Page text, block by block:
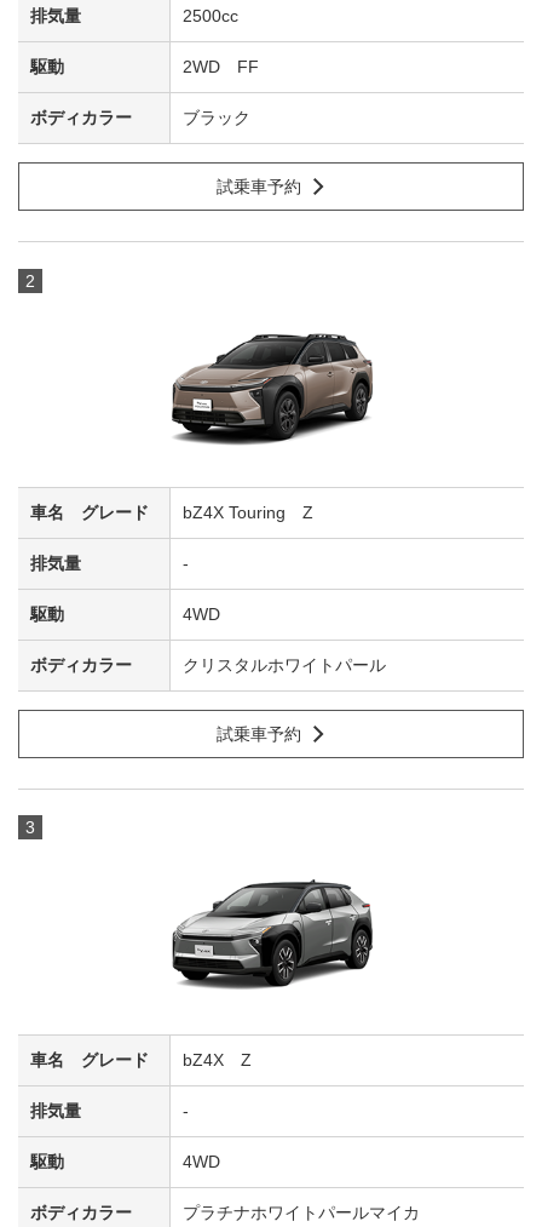
2500cc
2WD FF
ブラック
試乗車予約
2
bZ4X Touring Z
-
4WD
クリスタルホワイトパール
試乗車予約
3
bZ4X Z
-
4WD
プラチナホワイトパールマイカ